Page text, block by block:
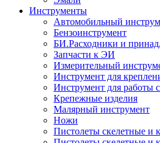
Инструменты
Автомобильный
Бензоинструмент
БИ.Расходники и
Запчасти к ЭИ
Измерительный
Инструмент для
Инструмент для работы
Крепежные изделия
Малярный инструмент
Ножи
Пистолеты скелетные и